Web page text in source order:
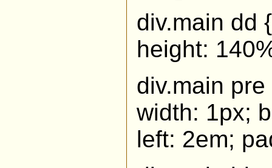
div.main dd
height:
div.main
width: 1px;
left: 2em;